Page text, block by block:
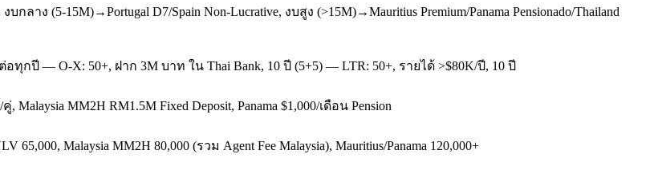
ลาง (5-15M)→Portugal D7/Spain Non-Lucrative, งบสูง (>15M)→Mauritius Premium/Panama Pensionado/Thailand
ทุกปี — O-X: 50+, ฝาก 3M บาท ใน Thai Bank, 10 ปี (5+5) — LTR: 50+, รายได้ >$80K/ปี, 10 ปี
MM2H RM1.5M Fixed Deposit, Panama $1,000/เดือน Pension
65,000, Malaysia MM2H 80,000 (รวม Agent Fee Malaysia), Mauritius/Panama 120,000+